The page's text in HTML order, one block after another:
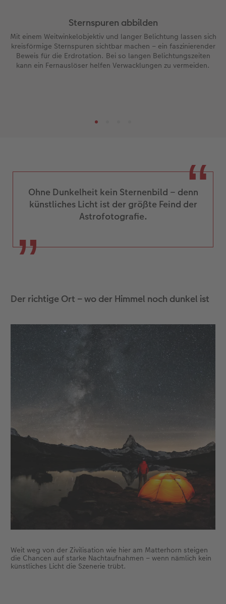
Sternspuren abbilden
Mit einem Weitwinkelobjektiv und langer Belichtung lassen sich
kreisförmige Sternspuren sichtbar machen – ein faszinierender
Beweis für die Erdrotation. Bei so langen Belichtungszeiten
kann ein Fernauslöser helfen Verwacklungen zu vermeiden.
Ohne Dunkelheit kein Sternenbild – denn
künstliches Licht ist der größte Feind der
Astrofotografie.
Der richtige Ort – wo der Himmel noch dunkel ist
Weit weg von der Zivilisation wie hier am Matterhorn steigen
die Chancen auf starke Nachtaufnahmen – wenn nämlich kein
künstliches Licht die Szenerie trübt.